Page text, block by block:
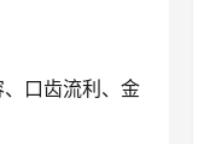
口齿流利、金